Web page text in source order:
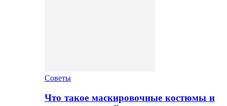
Советы
Что такое маскировочные костюмы и